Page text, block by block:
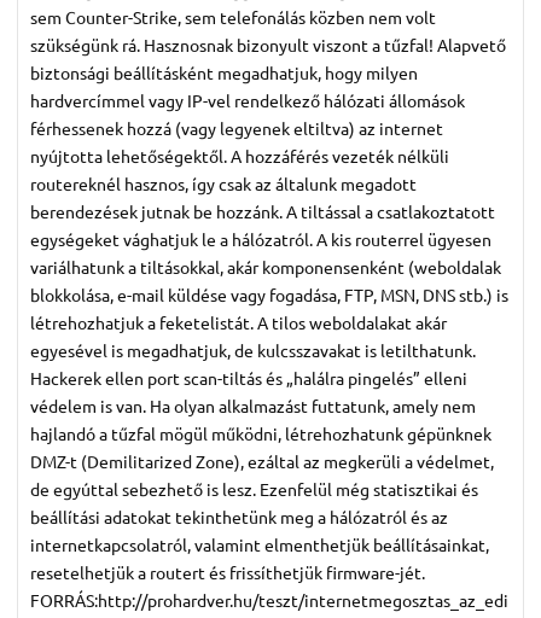
sem Counter-Strike, sem telefonálás közben nem volt
szükségünk rá. Hasznosnak bizonyult viszont a tűzfal! Alapvető
biztonsági beállításként megadhatjuk, hogy milyen
hardvercímmel vagy IP-vel rendelkező hálózati állomások
férhessenek hozzá (vagy legyenek eltiltva) az internet
nyújtotta lehetőségektől. A hozzáférés vezeték nélküli
routereknél hasznos, így csak az általunk megadott
berendezések jutnak be hozzánk. A tiltással a csatlakoztatott
egységeket vághatjuk le a hálózatról. A kis routerrel ügyesen
variálhatunk a tiltásokkal, akár komponensenként (weboldalak
blokkolása, e-mail küldése vagy fogadása, FTP, MSN, DNS stb.) is
létrehozhatjuk a feketelistát. A tilos weboldalakat akár
egyesével is megadhatjuk, de kulcsszavakat is letilthatunk.
Hackerek ellen port scan-tiltás és „halálra pingelés” elleni
védelem is van. Ha olyan alkalmazást futtatunk, amely nem
hajlandó a tűzfal mögül működni, létrehozhatunk gépünknek
DMZ-t (Demilitarized Zone), ezáltal az megkerüli a védelmet,
de egyúttal sebezhető is lesz. Ezenfelül még statisztikai és
beállítási adatokat tekinthetünk meg a hálózatról és az
internetkapcsolatról, valamint elmenthetjük beállításainkat,
resetelhetjük a routert és frissíthetjük firmware-jét.
FORRÁS:http://prohardver.hu/teszt/internetmegosztas_az_edi